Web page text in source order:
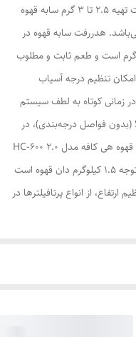
داشته و سرعت فوق‌العاده این آسیاب با قابلیت تهیه 2.5 تا 3 گرم سابه قهوه
هدررفت سابه قهوه در
این دستگاه آسیاب بسیار پایین و کمتر از 0.5 گرم است و طعم ثابت و مطلوب
تنظیم درجه آسیاب
زمانی کوتاه به لطف سیستم
تنظیم درجه آسیاب میکرومتریک و Stepless (بدون فواصل درجه‌بندی)، در
این دستگاه فراهم شده است. دستگاه آسیاب قهوه هی کافه مدل HC-600 2.0
دارای یک هاپر با ظرفیت نگهداری مقدار قابل‌توجه 1.5 کیلوگرم دان قهوه است
ارتفاع، از انواع پرتافیلترها در